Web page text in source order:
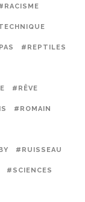
#REPTILES
#RÊVE
#ROMAIN
#RUISSEAU
#SCIENCES